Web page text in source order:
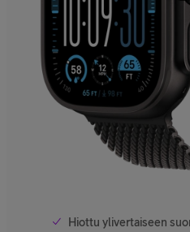
Hiottu ylivertaiseen